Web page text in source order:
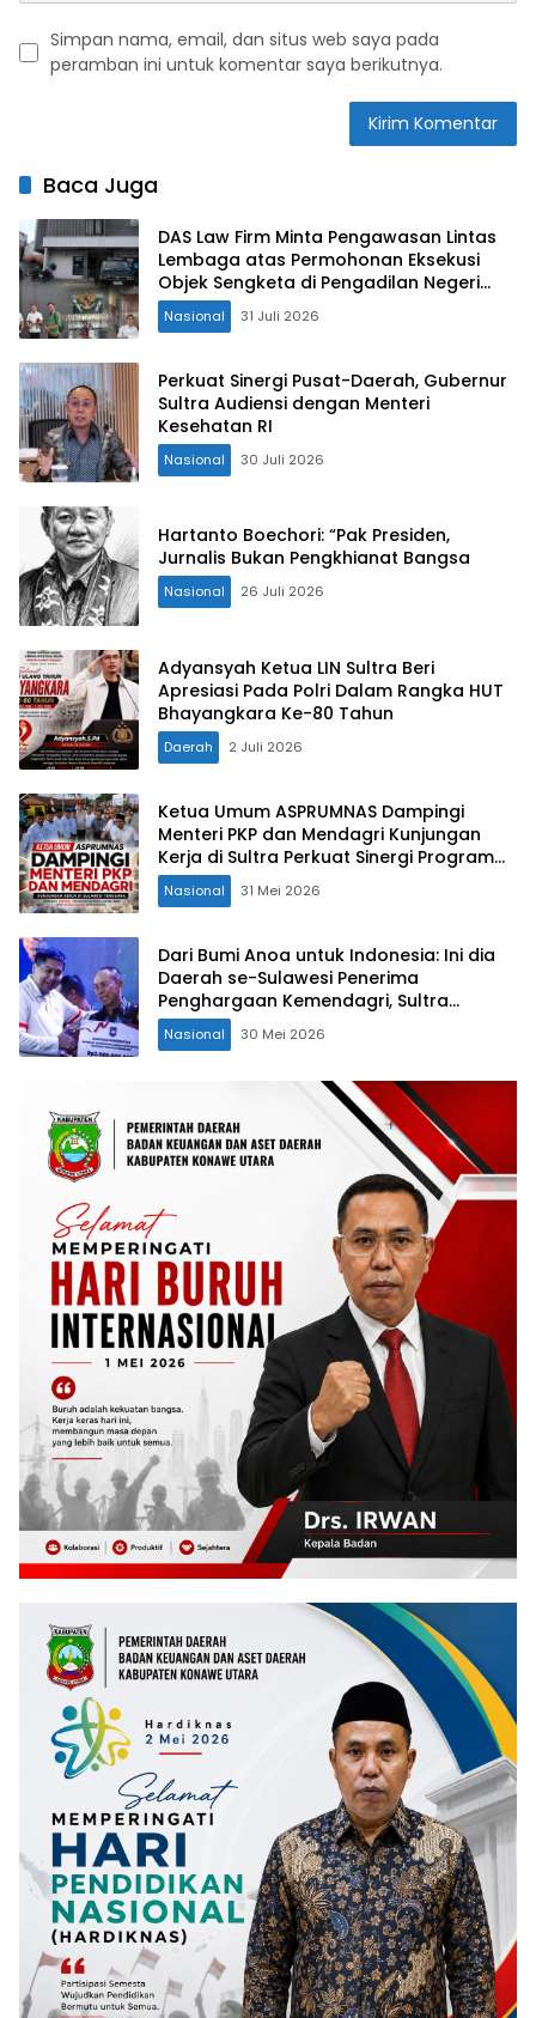
Simpan nama, email, dan situs web saya pada
peramban ini untuk komentar saya berikutnya.
Baca Juga
DAS Law Firm Minta Pengawasan Lintas
Lembaga atas Permohonan Eksekusi
Objek Sengketa di Pengadilan Negeri
Jakarta Selatan
Nasional 31 Juli 2026
Perkuat Sinergi Pusat-Daerah, Gubernur
Sultra Audiensi dengan Menteri
Kesehatan RI
Nasional 30 Juli 2026
Hartanto Boechori: “Pak Presiden,
Jurnalis Bukan Pengkhianat Bangsa
Nasional 26 Juli 2026
Adyansyah Ketua LIN Sultra Beri
Apresiasi Pada Polri Dalam Rangka HUT
Bhayangkara Ke-80 Tahun
Daerah 2 Juli 2026
Ketua Umum ASPRUMNAS Dampingi
Menteri PKP dan Mendagri Kunjungan
Kerja di Sultra Perkuat Sinergi Program
Rumah Layak Huni dan Konsolidasi
Organisasi
Nasional 31 Mei 2026
Dari Bumi Anoa untuk Indonesia: Ini dia
Daerah se-Sulawesi Penerima
Penghargaan Kemendagri, Sultra
Kategori Ke-II
Nasional 30 Mei 2026